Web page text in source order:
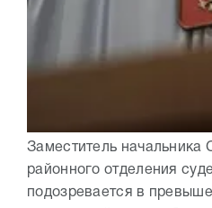
Заместитель начальника
районного отделения
подозревается в